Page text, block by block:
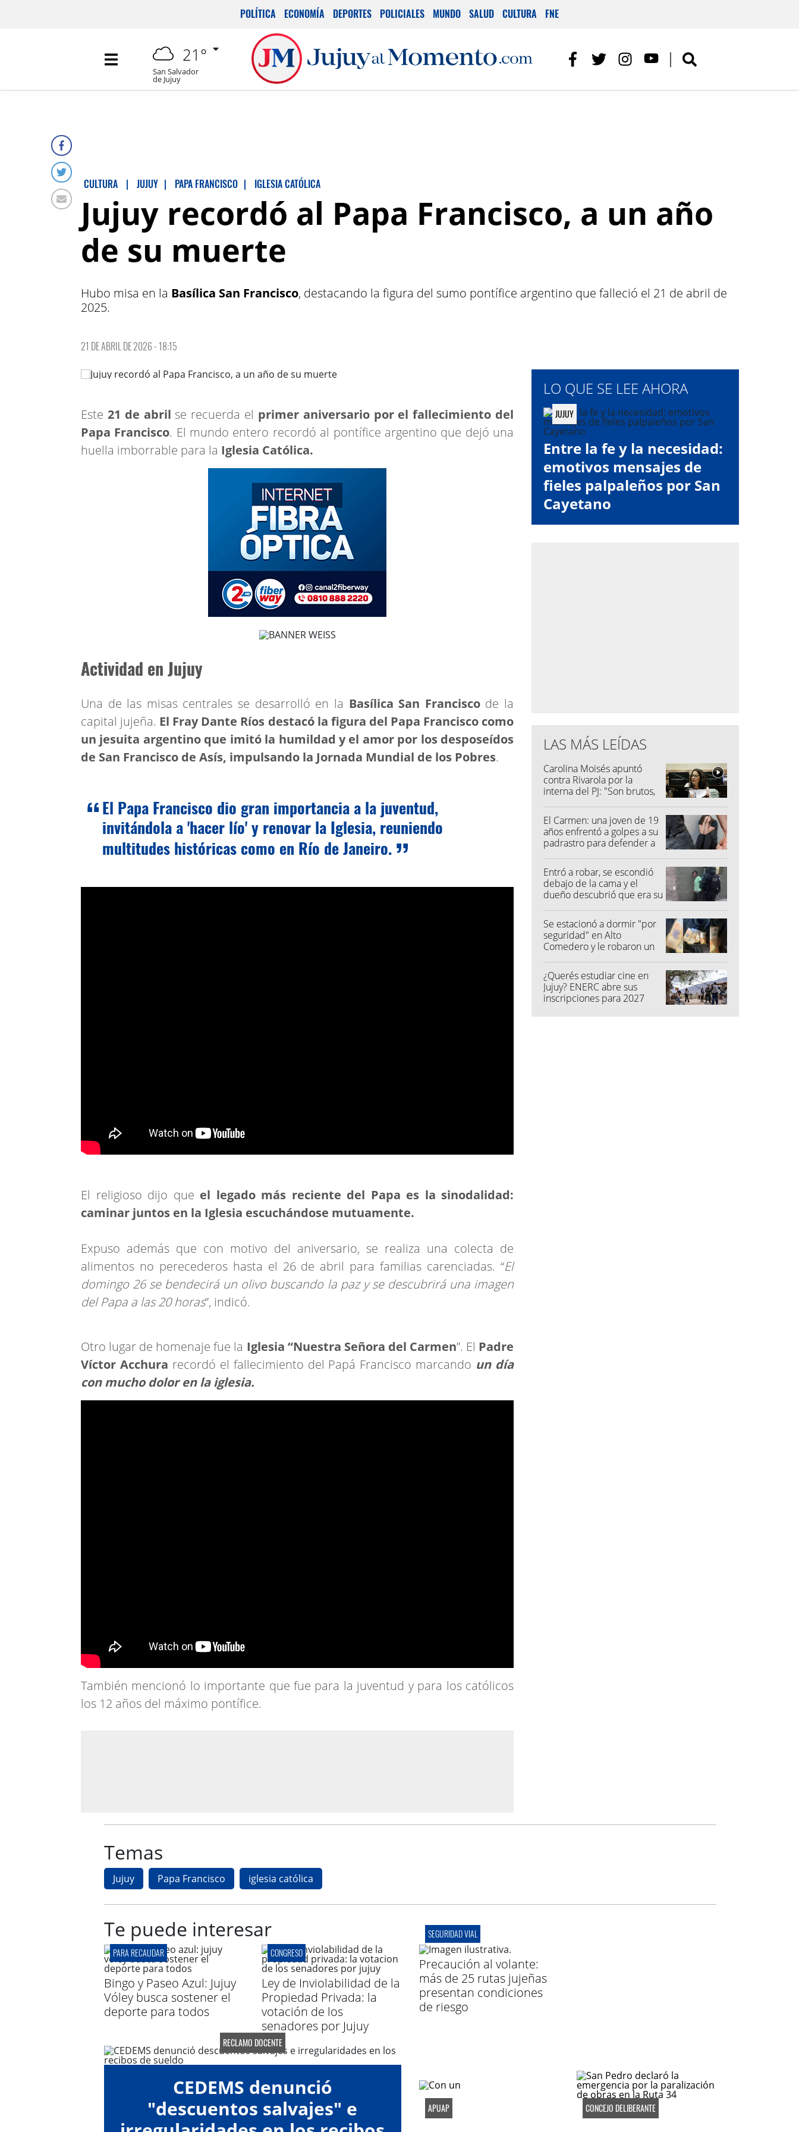
POLÍTICA ECONOMÍA DEPORTES POLICIALES MUNDO SALUD CULTURA FNE
21°
San Salvador
de Jujuy
CULTURA | JUJUY | PAPA FRANCISCO | IGLESIA CATÓLICA
Jujuy recordó al Papa Francisco, a un año
de su muerte
Hubo misa en la Basílica San Francisco, destacando la figura del sumo pontífice argentino que falleció el 21 de abril de
2025.
21 DE ABRIL DE 2026 - 18:15
Este 21 de abril se recuerda el primer aniversario por el fallecimiento del
Papa Francisco. El mundo entero recordó al pontífice argentino que dejó una
huella imborrable para la Iglesia Católica.
Actividad en Jujuy
Una de las misas centrales se desarrolló en la Basílica San Franciscode la
capital jujeña. El Fray Dante Ríos destacó la figura del Papa Francisco como
un jesuita argentino que imitó la humildad y el amor por los desposeídos
de San Francisco de Asís, impulsando la Jornada Mundial de los Pobres.
El Papa Francisco dio gran importancia a la juventud,
invitándola a 'hacer lío' y renovar la Iglesia, reuniendo
multitudes históricas como en Río de Janeiro.
El religioso dijo que el legado más reciente del Papa es la sinodalidad:
caminar juntos en la Iglesia escuchándose mutuamente.
Expuso además que con motivo del aniversario, se realiza una colecta de
alimentos no perecederos hasta el 26 de abril para familias carenciadas. “El
domingo 26 se bendecirá un olivo buscando la paz y se descubrirá una imagen
del Papa a las 20 horas”, indicó.
Otro lugar de homenaje fue la Iglesia “Nuestra Señora del Carmen”. El Padre
Víctor Acchura recordó el fallecimiento del Papá Francisco marcando un día
con mucho dolor en la iglesia.
También mencionó lo importante que fue para la juventud y para los católicos
los 12 años del máximo pontífice.
LO QUE SE LEE AHORA
JUJUY
Entre la fe y la necesidad:
emotivos mensajes de
fieles palpaleños por San
Cayetano
LAS MÁS LEÍDAS
Carolina Moisés apuntó
contra Rivarola por la
interna del PJ: "Son brutos,
El Carmen: una joven de 19
años enfrentó a golpes a su
padrastro para defender a
Entró a robar, se escondió
debajo de la cama y el
dueño descubrió que era su
Se estacionó a dormir "por
seguridad" en Alto
Comedero y le robaron un
¿Querés estudiar cine en
Jujuy? ENERC abre sus
inscripciones para 2027
Temas
Jujuy Papa Francisco iglesia católica
Te puede interesar
PARA RECAUDAR
Bingo y Paseo Azul: Jujuy
Vóley busca sostener el
deporte para todos
CONGRESO
Ley de Inviolabilidad de la
Propiedad Privada: la
votación de los
senadores por Jujuy
SEGURIDAD VIAL
Precaución al volante:
más de 25 rutas jujeñas
presentan condiciones
de riesgo
RECLAMO DOCENTE
CEDEMS denunció
"descuentos salvajes" e
APUAP CONCEJO DELIBERANTE